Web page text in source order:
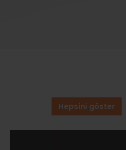
Hepsini göster